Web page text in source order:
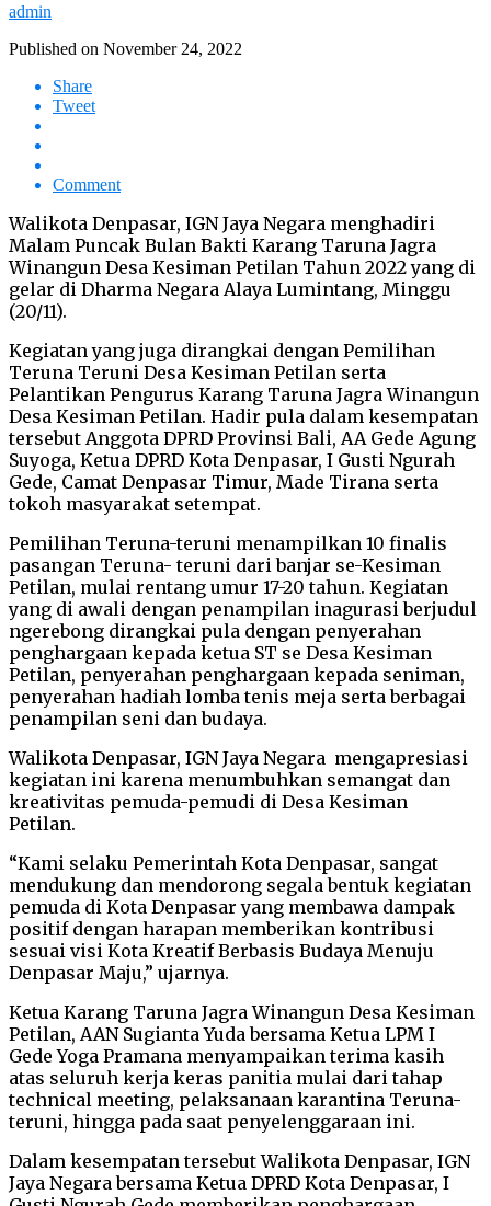
admin
Published on November 24, 2022
Share
Tweet
Comment
Walikota Denpasar, IGN Jaya Negara menghadiri
Malam Puncak Bulan Bakti Karang Taruna Jagra
Winangun Desa Kesiman Petilan Tahun 2022 yang di
gelar di Dharma Negara Alaya Lumintang, Minggu
(20/11).
Kegiatan yang juga dirangkai dengan Pemilihan
Teruna Teruni Desa Kesiman Petilan serta
Pelantikan Pengurus Karang Taruna Jagra Winangun
Desa Kesiman Petilan. Hadir pula dalam kesempatan
tersebut Anggota DPRD Provinsi Bali, AA Gede Agung
Suyoga, Ketua DPRD Kota Denpasar, I Gusti Ngurah
Gede, Camat Denpasar Timur, Made Tirana serta
tokoh masyarakat setempat.
Pemilihan Teruna-teruni menampilkan 10 finalis
pasangan Teruna- teruni dari banjar se-Kesiman
Petilan, mulai rentang umur 17-20 tahun. Kegiatan
yang di awali dengan penampilan inagurasi berjudul
ngerebong dirangkai pula dengan penyerahan
penghargaan kepada ketua ST se Desa Kesiman
Petilan, penyerahan penghargaan kepada seniman,
penyerahan hadiah lomba tenis meja serta berbagai
penampilan seni dan budaya.
Walikota Denpasar, IGN Jaya Negara mengapresiasi
kegiatan ini karena menumbuhkan semangat dan
kreativitas pemuda-pemudi di Desa Kesiman
Petilan.
“Kami selaku Pemerintah Kota Denpasar, sangat
mendukung dan mendorong segala bentuk kegiatan
pemuda di Kota Denpasar yang membawa dampak
positif dengan harapan memberikan kontribusi
sesuai visi Kota Kreatif Berbasis Budaya Menuju
Denpasar Maju,” ujarnya.
Ketua Karang Taruna Jagra Winangun Desa Kesiman
Petilan, AAN Sugianta Yuda bersama Ketua LPM I
Gede Yoga Pramana menyampaikan terima kasih
atas seluruh kerja keras panitia mulai dari tahap
technical meeting, pelaksanaan karantina Teruna-
teruni, hingga pada saat penyelenggaraan ini.
Dalam kesempatan tersebut Walikota Denpasar, IGN
Jaya Negara bersama Ketua DPRD Kota Denpasar, I